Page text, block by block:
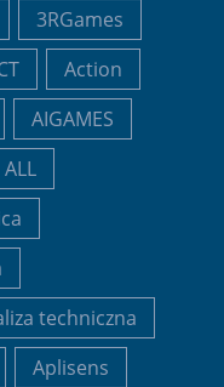
3RGames
Action
AIGAMES
ALL
techniczna
Aplisens